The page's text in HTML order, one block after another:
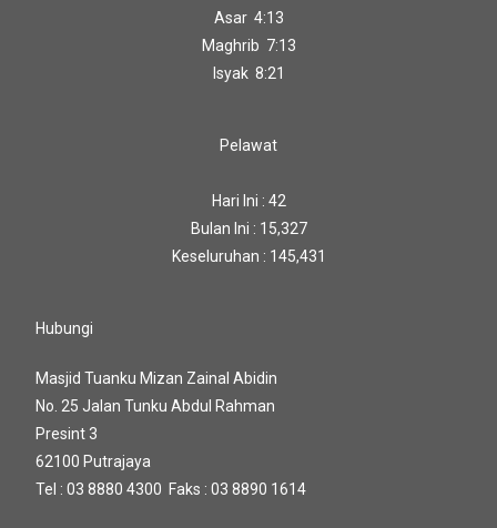
Asar 4:13
Maghrib 7:13
Isyak 8:21
Pelawat
Hari Ini : 42
Bulan Ini : 15,327
Keseluruhan : 145,431
Hubungi
Masjid Tuanku Mizan Zainal Abidin
No. 25 Jalan Tunku Abdul Rahman
Presint 3
62100 Putrajaya
Tel : 03 8880 4300 Faks : 03 8890 1614